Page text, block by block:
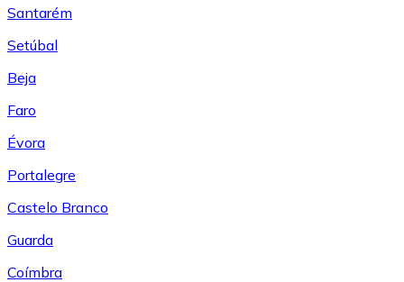
Santarém
Setúbal
Beja
Faro
Évora
Portalegre
Castelo Branco
Guarda
Coímbra